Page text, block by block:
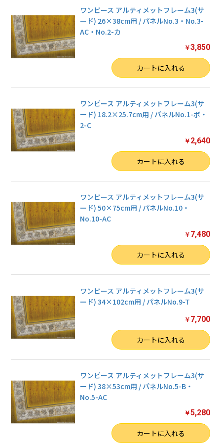
ワンピース アルティメットフレーム3(サ
ード) 26×38cm用 / パネルNo.3・No.3-
AC・No.2-カ
￥3,850
カートに入れる
ワンピース アルティメットフレーム3(サ
ード) 18.2×25.7cm用 / パネルNo.1-ボ・
2-C
￥ 2,640
カートに入れる
ワンピース アルティメットフレーム3(サ
ード) 50×75cm用 / パネルNo.10・
No.10-AC
￥ 7,480
カートに入れる
ワンピース アルティメットフレーム3(サ
ード) 34×102cm用 / パネルNo.9-T
￥ 7,700
カートに入れる
ワンピース アルティメットフレーム3(サ
ード) 38×53cm用 / パネルNo.5-B・
No.5-AC
￥5,280
カートに入れる